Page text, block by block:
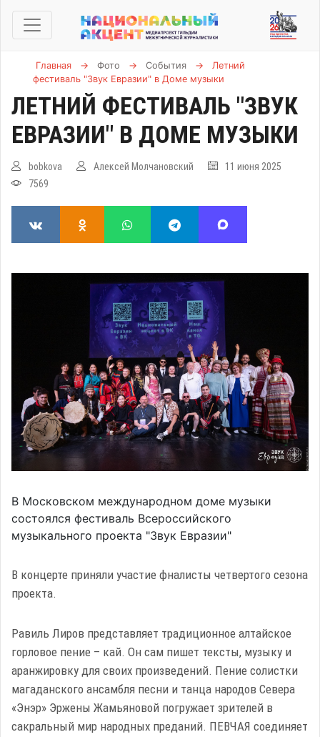
Главная → Фото → События →
Летний
фестиваль "Звук Евразии" в Доме музыки
ЛЕТНИЙ ФЕСТИВАЛЬ "ЗВУК
ЕВРАЗИИ" В ДОМЕ МУЗЫКИ
bobkova Алексей Молчановский
11 июня 2025
7569
В Московском международном доме музыки
состоялся фестиваль Всероссийского
музыкального проекта "Звук Евразии"
В концерте приняли участие фналисты четвертого сезона
проекта.
Равиль Лиров представляет традиционное алтайское
горловое пение – кай. Он сам пишет тексты, музыку и
аранжировку для своих произведений. Пение солистки
магаданского ансамбля песни и танца народов Севера
«Энэр» Эржены Жамьяновой погружает зрителей в
сакральный мир народных преданий. ПЕВЧАЯ соединяет